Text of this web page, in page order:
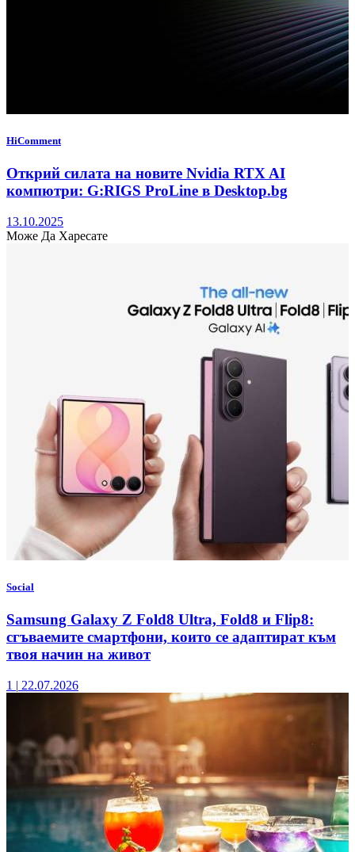
HiComment
Открий силата на новите Nvidia RTX AI
компютри: G:RIGS ProLine в Desktop.bg
13.10.2025
Може Да Харесате
Social
Samsung Galaxy Z Fold8 Ultra, Fold8 и Flip8:
сгъваемите смартфони, които се адаптират към
твоя начин на живот
1 | 22.07.2026